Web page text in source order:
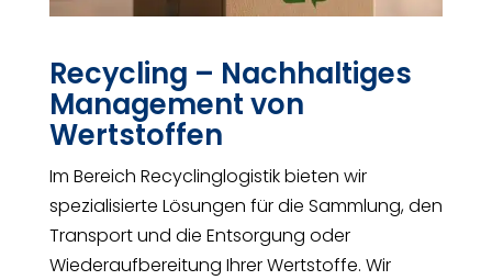
Recycling – Nachhaltiges
Management von
Wertstoffen
Im Bereich Recyclinglogistik bieten wir
spezialisierte Lösungen für die Sammlung, den
Transport und die Entsorgung oder
Wiederaufbereitung Ihrer Wertstoffe. Wir